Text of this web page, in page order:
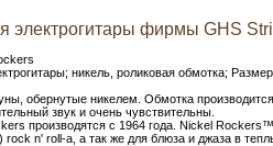
электрогитары фирмы GHS
никель, роликовая обмотка;
обернутые никелем. Обмотка
звук и очень чувствительны.
производятся с 1964 года. Nickel
rock n' roll-а, а так же для блюза и джаза в